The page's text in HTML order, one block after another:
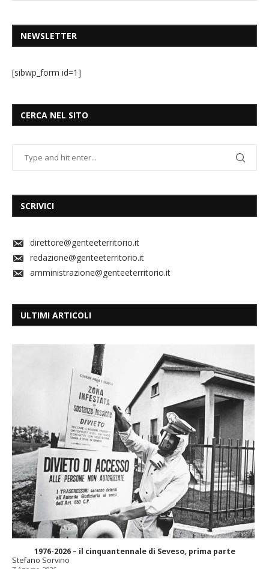
NEWSLETTER
[sibwp_form id=1]
CERCA NEL SITO
SCRIVICI
direttore@genteeterritorio.it
redazione@genteeterritorio.it
amministrazione@genteeterritorio.it
ULTIMI ARTICOLI
1976-2026 – il cinquantennale di Seveso, prima parte
Stefano Sorvino